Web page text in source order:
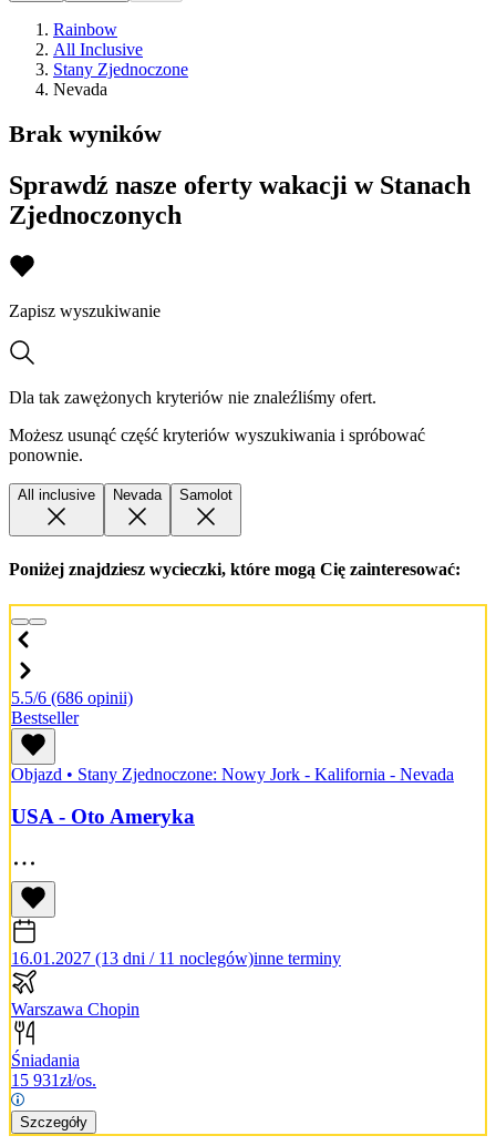
Rainbow
All Inclusive
Stany Zjednoczone
Nevada
Brak wyników
Sprawdź nasze oferty wakacji w Stanach
Zjednoczonych
Zapisz wyszukiwanie
Dla tak zawężonych kryteriów nie znaleźliśmy ofert.
Możesz usunąć część kryteriów wyszukiwania i spróbować
ponownie.
All inclusive Nevada Samolot
Poniżej znajdziesz wycieczki, które mogą Cię zainteresować:
5.5/6 (686 opinii)
Bestseller
Objazd • Stany Zjednoczone: Nowy Jork - Kalifornia - Nevada
USA - Oto Ameryka
16.01.2027 (13 dni / 11 noclegów)inne terminy
Warszawa Chopin
Śniadania
15 931zł/os.
Szczegóły